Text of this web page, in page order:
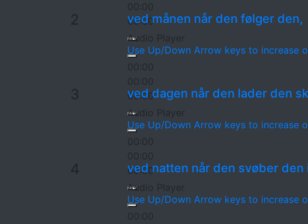
00:00
00:00
Use Up/Down Arrow keys to increase
2 ved månen når den følger den,
Audio Player
00:00
00:00
00:00
Use Up/Down Arrow keys to increase
3 ved dagen når den lader den
Audio Player
00:00
00:00
00:00
Use Up/Down Arrow keys to increase
ved natten når den svøber den
Audio Player
00:00